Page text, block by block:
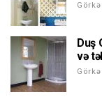
Duş
və